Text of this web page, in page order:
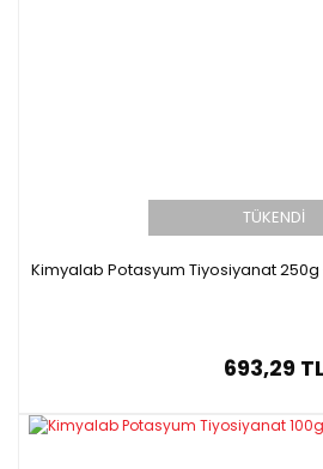
TÜKENDİ
Kimyalab Potasyum Tiyosiyanat
693,29 TL